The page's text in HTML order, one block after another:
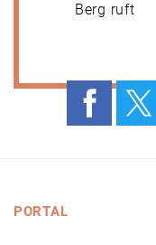
Berg ruft
PORTAL